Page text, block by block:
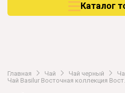
Каталог
Главная Чай Чай черный
Чай Basilur Восточная коллекция